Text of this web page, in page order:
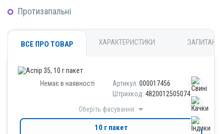
Протизапальні
ВСЕ ПРО ТОВАР ХАРАКТЕРИСТИКИ
Немає в наявності Артикул: 000017456
Штрихкод: 4820012505074
Оберіть фасування:
10 г пакет